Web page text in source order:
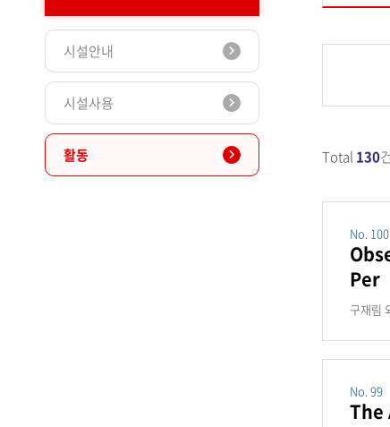
시설안내
시설사용
활동 Total 130건
No. 100
Per
구재림
No. 99
The